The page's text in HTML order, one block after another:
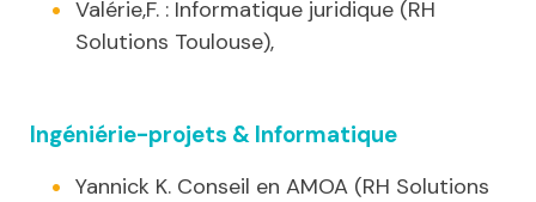
Valérie,F. : Informatique juridique (RH
Solutions Toulouse),
Ingéniérie-projets & Informatique
Yannick K. Conseil en AMOA (RH Solutions